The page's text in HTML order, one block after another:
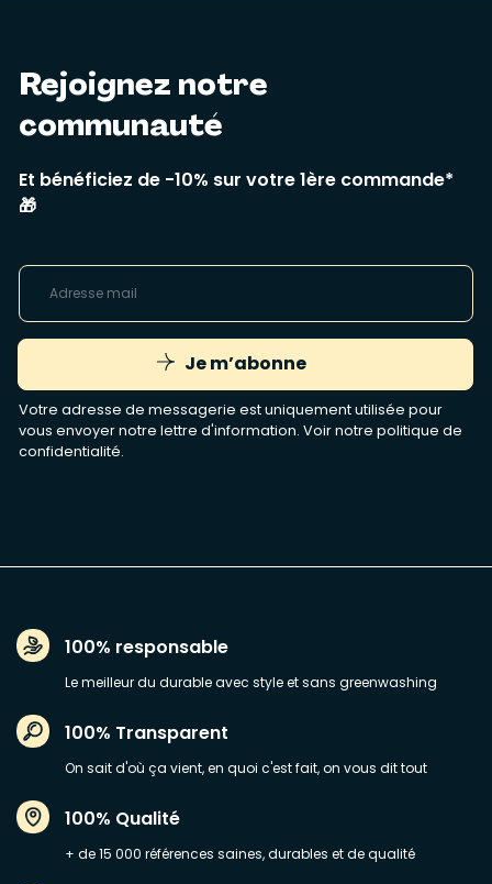
Rejoignez notre
communauté
Et bénéficiez de -10% sur votre 1ère commande*
🎁
Je m’abonne
Votre adresse de messagerie est uniquement utilisée pour
vous envoyer notre lettre d'information. Voir notre politique de
confidentialité.
100% responsable
Le meilleur du durable avec style et sans greenwashing
100% Transparent
On sait d'où ça vient, en quoi c'est fait, on vous dit tout
100% Qualité
+ de 15 000 références saines, durables et de qualité